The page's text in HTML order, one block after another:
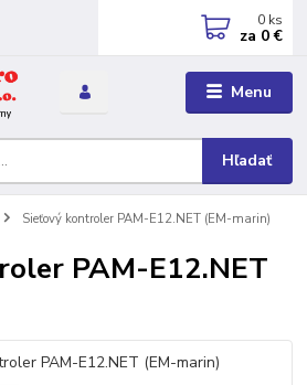
Menu
Hľadať
0 ks
za 0 €
Sieťový kontroler PAM-E12.NET (EM-marin)
PAM-E12.NET